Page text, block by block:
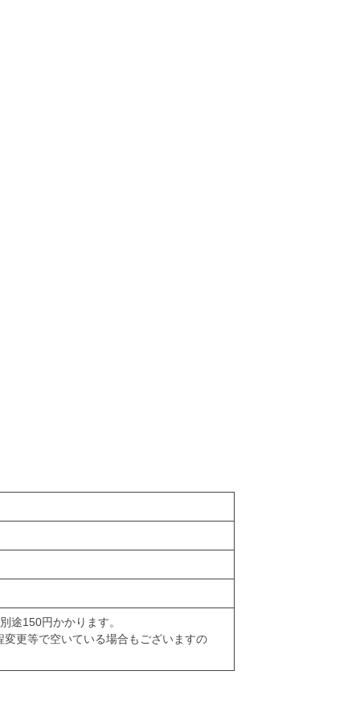
途150円かかります。
更等で空いている場合もございますの